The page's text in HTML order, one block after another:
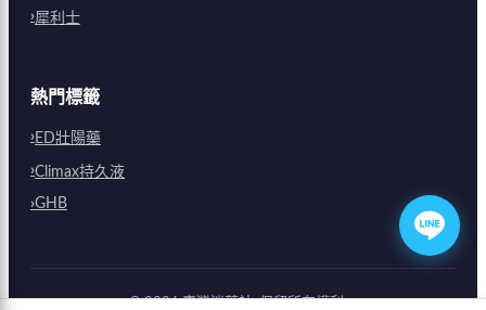
犀利士
熱門標籤
ED壯陽藥
Climax持久液
GHB
©2026 臺灣迷藥社. 保留所有權利。